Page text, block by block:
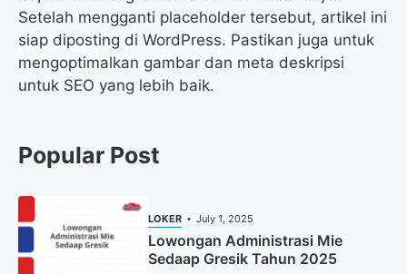
Setelah mengganti placeholder tersebut, artikel ini
siap diposting di WordPress. Pastikan juga untuk
mengoptimalkan gambar dan meta deskripsi
untuk SEO yang lebih baik.
Popular Post
LOKER July 1, 2025
Lowongan Administrasi Mie
Sedaap Gresik Tahun 2025